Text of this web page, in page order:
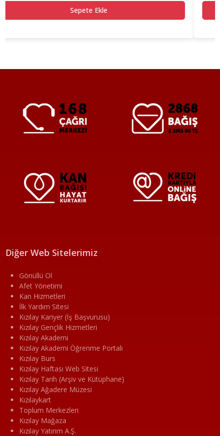
Sepete Ekle
Diğer Web Sitelerimiz
Gönüllü Ol
Afet Yönetimi
Kan Hizmetleri
İlk Yardım Sitesi
Kızılay Kariyer (İş Başvurusu)
Kızılay Gençlik Hizmetleri
Kızılay Akademi
Kızılay Akademi Öğrenme Portalı
Kızılay Burs
Kızılay Haftası Web Sitesi
Kızılay Tarih (Arşiv ve Kütüphane)
Kızılay Ağadere Müzesi
Kızılaykart
Toplum Merkezleri
Kızılay Mağaza
Kızılay Yatırım A.Ş.